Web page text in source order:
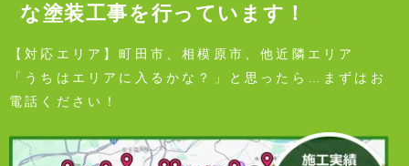
な塗装工事を行っています！
【対応エリア】町田市、相模原市、他近隣エリア
「うちはエリアに入るかな？」と思ったら…まずはお
電話ください！